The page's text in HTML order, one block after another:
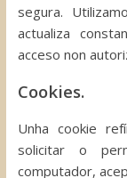
segura.
actualiza
acceso non
Cookies.
Unha cookie
solicitar o
computador,